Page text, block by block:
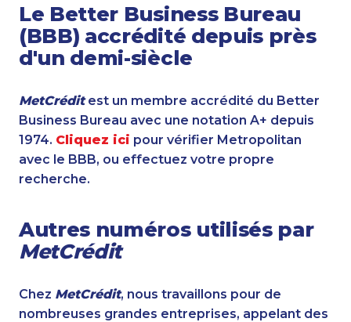
Le Better Business Bureau
(BBB) accrédité depuis près
d'un demi-siècle
MetCréditest un membre accrédité du Better
Business Bureau avec une notation A+ depuis
1974. Cliquez ici pour vérifier Metropolitan
avec le BBB, ou effectuez votre propre
recherche.
Autres numéros utilisés par
MetCrédit
Chez MetCrédit, nous travaillons pour de
nombreuses grandes entreprises, appelant des